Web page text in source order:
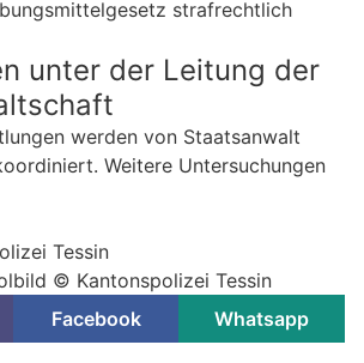
strafrechtlich
unter der Leitung der
werden von Staatsanwalt
Weitere Untersuchungen
Tessin
© Kantonspolizei Tessin
Facebook Whatsapp